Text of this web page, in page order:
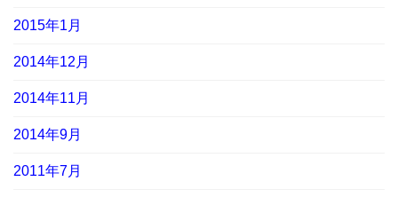
2015年1月
2014年12月
2014年11月
2014年9月
2011年7月